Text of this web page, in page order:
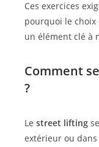
Ces exercices
pourquoi le choix
un élément clé à
Comment
?
Le street lifting
extérieur ou